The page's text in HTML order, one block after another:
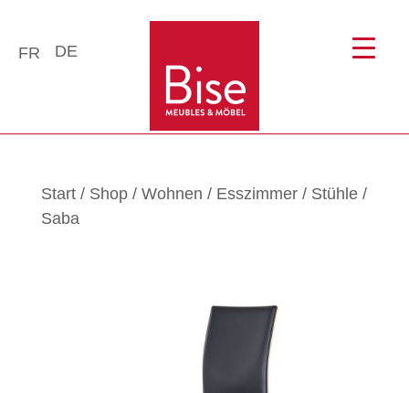
FR DE
Start/ Shop/ Wohnen / Esszimmer/ Stühle/
Saba